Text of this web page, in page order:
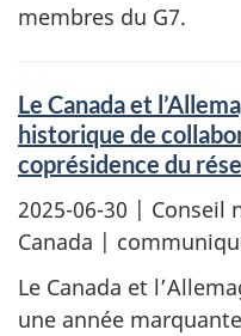
membres du G7.
Le Canada et
historique de
coprésidence du
2025-06-30 | Conseil
Canada |
Le Canada et
une année